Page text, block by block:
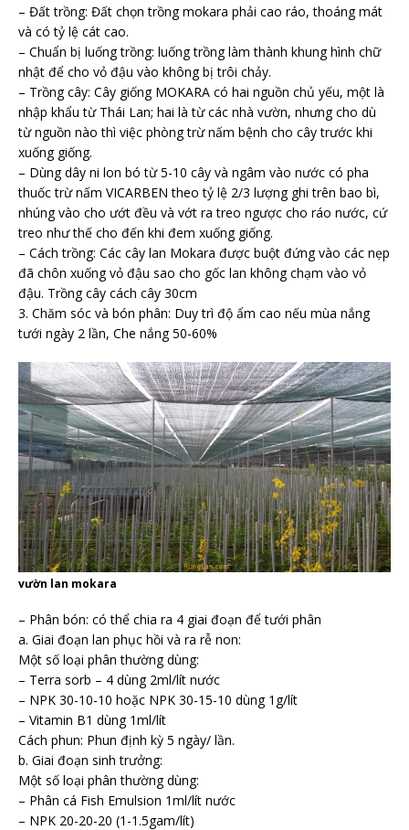
– Đất trồng: Đất chọn trồng mokara phải cao ráo, thoáng mát
và có tỷ lệ cát cao.
– Chuẩn bị luống trồng: luống trồng làm thành khung hình chữ
nhật để cho vỏ đậu vào không bị trôi chảy.
– Trồng cây: Cây giống MOKARA có hai nguồn chủ yếu, một là
nhập khẩu từ Thái Lan; hai là từ các nhà vườn, nhưng cho dù
từ nguồn nào thì việc phòng trừ nấm bệnh cho cây trước khi
xuống giống.
– Dùng dây ni lon bó từ 5-10 cây và ngâm vào nước có pha
thuốc trừ nấm VICARBEN theo tỷ lệ 2/3 lượng ghi trên bao bì,
nhúng vào cho ướt đều và vớt ra treo ngược cho ráo nước, cứ
treo như thế cho đến khi đem xuống giống.
– Cách trồng: Các cây lan Mokara được buột đứng vào các nẹp
đã chôn xuống vỏ đậu sao cho gốc lan không chạm vào vỏ
đậu. Trồng cây cách cây 30cm
3. Chăm sóc và bón phân: Duy trì độ ẩm cao nếu mùa nắng
tưới ngày 2 lần, Che nắng 50-60%
vườn lan mokara
– Phân bón: có thể chia ra 4 giai đoạn để tưới phân
a. Giai đoạn lan phục hồi và ra rễ non:
Một số loại phân thường dùng:
– Terra sorb – 4 dùng 2ml/lít nước
– NPK 30-10-10 hoặc NPK 30-15-10 dùng 1g/lít
– Vitamin B1 dùng 1ml/lít
Cách phun: Phun định kỳ 5 ngày/ lần.
b. Giai đoạn sinh trưởng:
Một số loại phân thường dùng:
– Phân cá Fish Emulsion 1ml/lít nước
– NPK 20-20-20 (1-1.5gam/lít)